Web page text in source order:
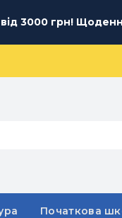
3000 грн!
Початкова